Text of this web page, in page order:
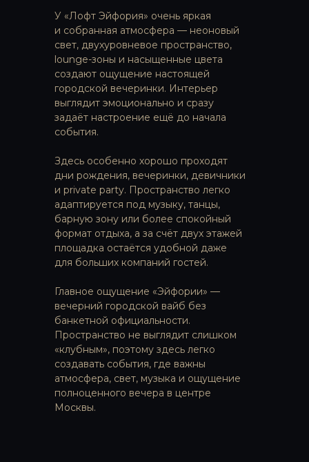
У «Лофт Эйфория» очень яркая
и собранная атмосфера — неоновый
свет, двухуровневое пространство,
lounge-зоны и насыщенные цвета
создают ощущение настоящей
городской вечеринки. Интерьер
выглядит эмоционально и сразу
задаёт настроение ещё до начала
события.
Здесь особенно хорошо проходят
дни рождения, вечеринки, девичники
и private party. Пространство легко
адаптируется под музыку, танцы,
барную зону или более спокойный
формат отдыха, а за счёт двух этажей
площадка остаётся удобной даже
для больших компаний гостей.
Главное ощущение «Эйфории» —
вечерний городской вайб без
банкетной официальности.
Пространство не выглядит слишком
«клубным», поэтому здесь легко
создавать события, где важны
атмосфера, свет, музыка и ощущение
полноценного вечера в центре
Москвы.
ЛОФТЫ НАПРЯМУЮ
ОТ ВЛАДЕЛЬЦЕВ
подробнее
ЗАКУСКИ И ФУРШЕТНЫЕ
НАБОРЫ, ГОТОВЫЕ К ВАШЕМУ